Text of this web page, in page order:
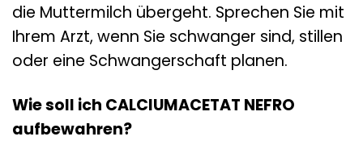
die Muttermilch übergeht. Sprechen Sie mit
Ihrem Arzt, wenn Sie schwanger sind, stillen
oder eine Schwangerschaft planen.
Wie soll ich CALCIUMACETAT NEFRO
aufbewahren?